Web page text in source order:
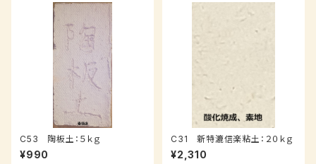
C53 陶板土：５ｋｇ
¥990
C31 新特漉信楽粘土：２０ｋｇ
¥2,310